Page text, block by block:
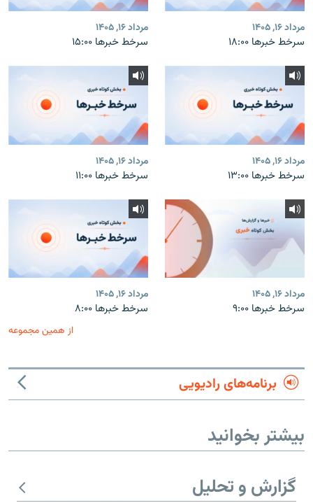
مرداد ۱۶, ۱۴۰۵
سرخط خبرها ۱۸:۰۰
مرداد ۱۶, ۱۴۰۵
سرخط خبرها ۱۵:۰۰
مرداد ۱۶, ۱۴۰۵
سرخط خبرها ۱۳:۰۰
مرداد ۱۶, ۱۴۰۵
سرخط خبرها ۱۱:۰۰
مرداد ۱۶, ۱۴۰۵
سرخط خبرها ۹:۰۰
مرداد ۱۶, ۱۴۰۵
سرخط خبرها ۸:۰۰
از همین مجموعه
برنامه‌های رادیویی
بیشتر بخوانید
گزارش و تحلیل